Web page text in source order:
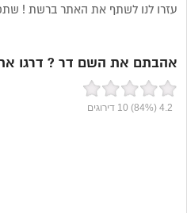
עזרו לנו לשתף את האתר ברשת !
אהבתם את השם דר ? דרגו
4.2
(84%)
10 דירוגים